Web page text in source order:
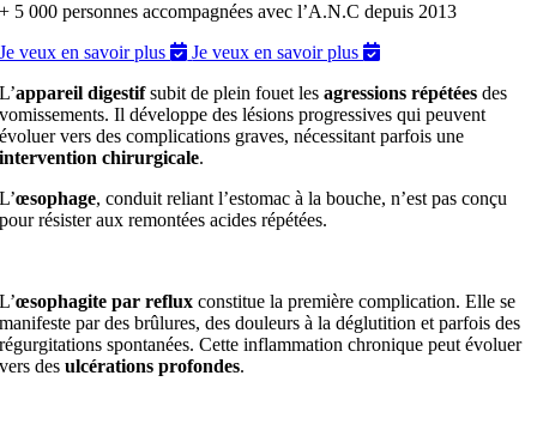
+ 5 000 personnes accompagnées avec l’A.N.C depuis 2013
Je veux en savoir plus
Je veux en savoir plus
L’appareil digestifsubit de plein fouet lesagressions répétées des
vomissements. Il développe des lésions progressives qui peuvent
évoluer vers des complications graves, nécessitant parfois une
intervention chirurgicale.
L’œsophage, conduit reliant l’estomac à la bouche, n’est pas conçu
pour résister aux remontées acides répétées.
L’œsophagite par reflux constitue la première complication. Elle se
manifeste par des brûlures, des douleurs à la déglutition et parfois des
régurgitations spontanées. Cette inflammation chronique peut évoluer
vers desulcérations profondes.